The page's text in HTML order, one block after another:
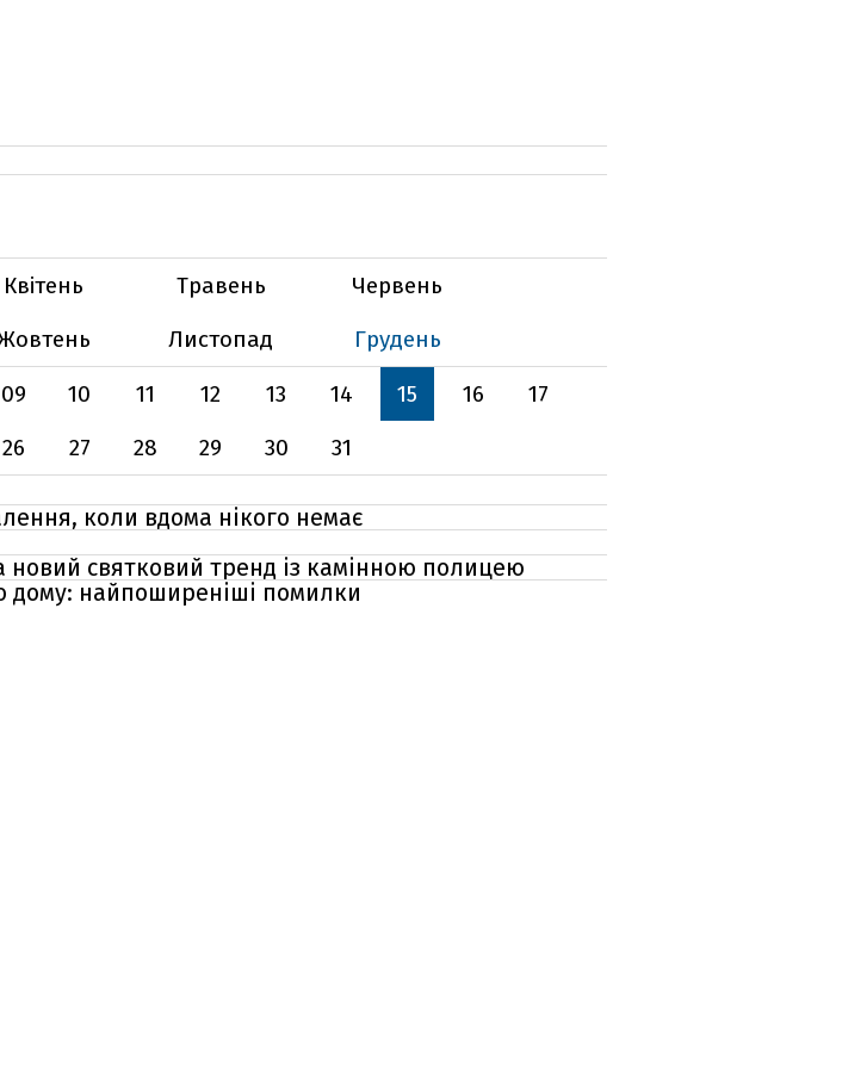
Квітень Травень
Червень
Листопад
Грудень
09 10 11 12 13 14 15 16
17
26 27 28 29 30 31
коли вдома нікого немає
святковий тренд із камінною полицею
дому: найпоширеніші помилки